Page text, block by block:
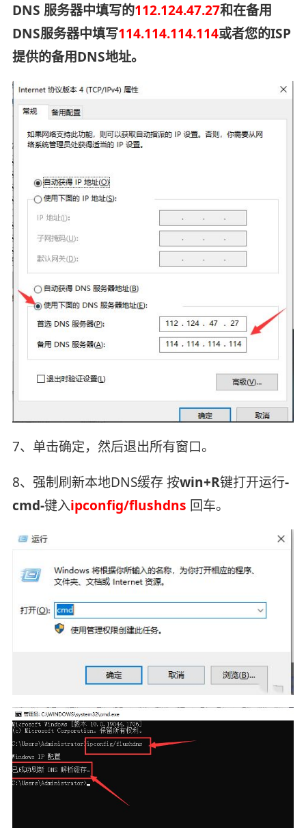
DNS 服务器中填写的112.124.47.27和在备用
DNS服务器中填写114.114.114.114或者您的ISP
提供的备用DNS地址。
7、单击确定，然后退出所有窗口。
8、强制刷新本地DNS缓存 按win+R键打开运行-
cmd-键入ipconfig/flushdns 回车。